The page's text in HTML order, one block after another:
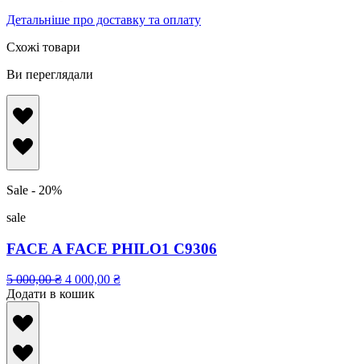
Детальніше про доставку та оплату
Схожі товари
Ви переглядали
Sale - 20%
sale
FACE A FACE PHILO1 C9306
5 000,00₴ 4 000,00 ₴
Додати в кошик